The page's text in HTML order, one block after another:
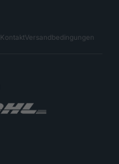
KontaktVersandbedingungen